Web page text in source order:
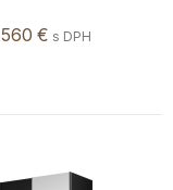
560 € s DPH